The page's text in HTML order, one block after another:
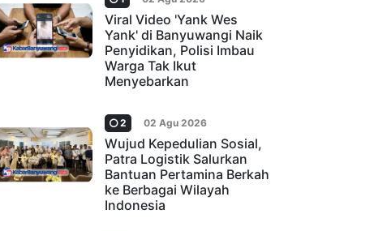
Viral Video 'Yank Wes
Yank' di Banyuwangi Naik
Penyidikan, Polisi Imbau
Warga Tak Ikut
Menyebarkan
2 02 Agu 2026
Wujud Kepedulian Sosial,
Patra Logistik Salurkan
Bantuan Pertamina Berkah
ke Berbagai Wilayah
Indonesia